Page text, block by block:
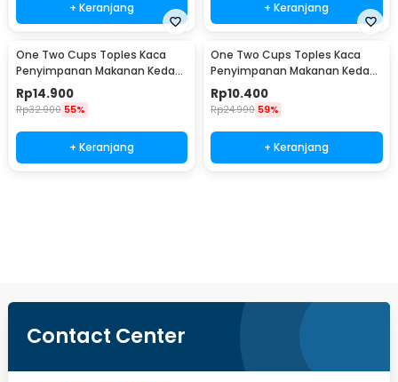
+ Keranjang + Keranjang
One Two Cups Toples Kaca
Penyimpanan Makanan Kedap
Udara Glass Jar 410ml - GH1270
Rp14.900
Rp32.900 55%
+ Keranjang
One Two Cups Toples Kaca
Penyimpanan Makanan Kedap
Udara Glass Jar 280ml -
GH1270
Rp10.400
Rp24.900 59%
+ Keranjang
Contact Center